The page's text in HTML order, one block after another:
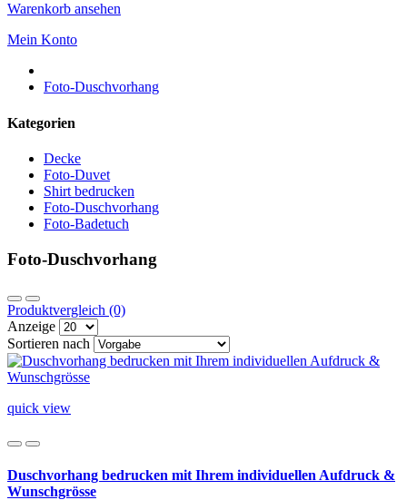
Warenkorb ansehen
Mein Konto
Foto-Duschvorhang
Kategorien
Decke
Foto-Duvet
Shirt bedrucken
Foto-Duschvorhang
Foto-Badetuch
Foto-Duschvorhang
Produktvergleich (0)
Anzeige
Sortieren nach
quick view
Duschvorhang bedrucken mit Ihrem individuellen Aufdruck &
Wunschgrösse